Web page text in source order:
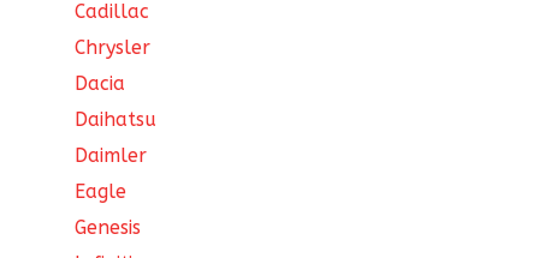
Cadillac
Chrysler
Dacia
Daihatsu
Daimler
Eagle
Genesis